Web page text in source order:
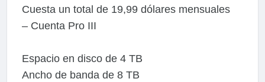
Cuesta un total de 19,99 dólares mensuales
– Cuenta Pro III
Espacio en disco de 4 TB
Ancho de banda de 8 TB